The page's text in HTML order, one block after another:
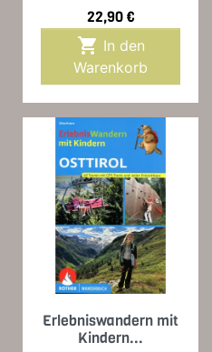
Preis
22,90 €

Warenkorb
Erlebniswandern mit
Kindern...